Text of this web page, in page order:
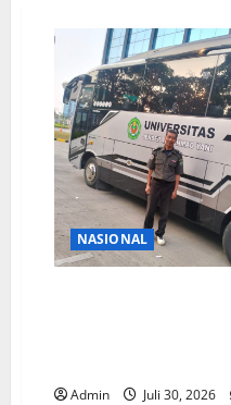
NASIONAL
Admin Juli 30, 2026